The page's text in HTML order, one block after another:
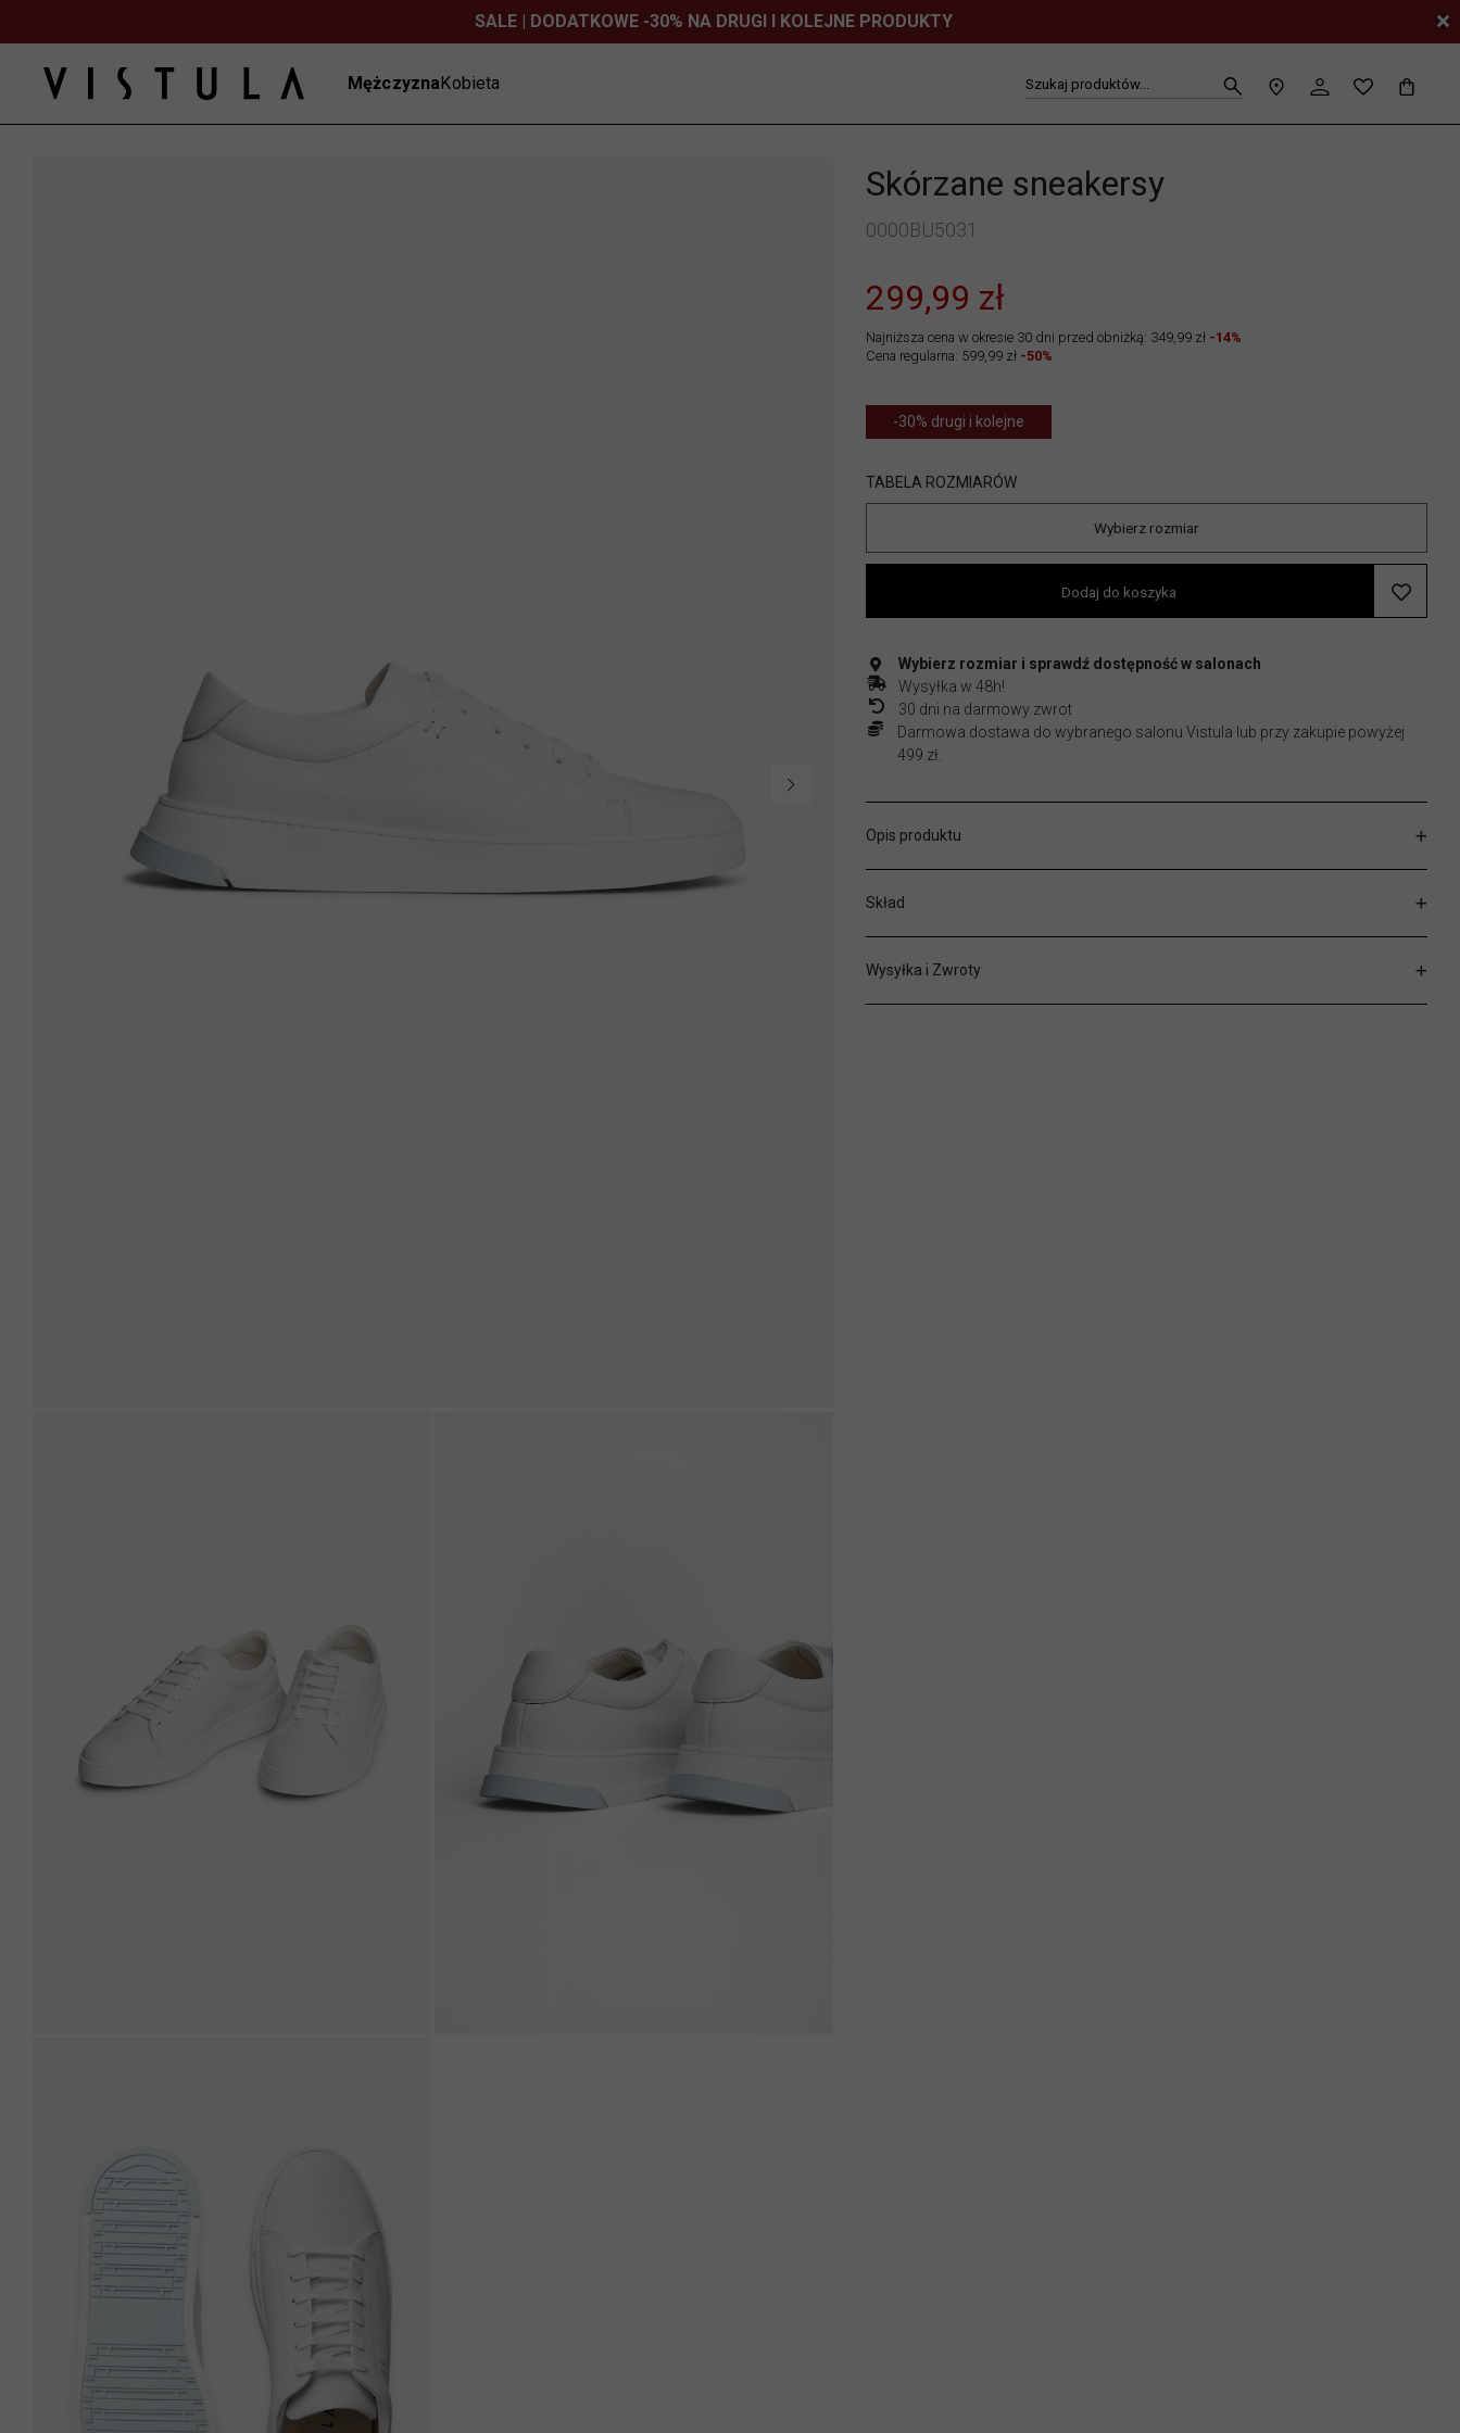
SALE | DODATKOWE -30% NA DRUGI I KOLEJNE PRODUKTY
MężczyznaKobieta Szukaj produktów...
Skórzane sneakersy
0000BU5031
299,99 zł
Najniższa cena w okresie 30 dni przed obniżką: 349,99 zł -14%
Cena regularna: 599,99 zł -50%
-30% drugi i kolejne
TABELA ROZMIARÓW
Wybierz rozmiar
Dodaj do koszyka
Wybierz rozmiar i sprawdź dostępność w salonach
Wysyłka w 48h!
30 dni na darmowy zwrot
Darmowa dostawa do wybranego salonu Vistula lub przy zakupie powyżej
499 zł.
Opis produktu
Skład
Wysyłka i Zwroty